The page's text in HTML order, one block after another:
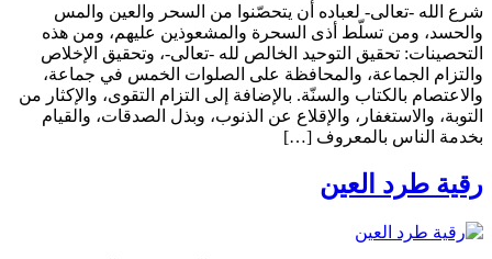
شرع الله -تعالى- لعباده أن يتحصّنوا من السحر والعين والمس
والحسد، ومن تسلّط أذى السحرة والمشعوذين عليهم، ومن هذه
التحصينات: تحقيق التوحيد الخالص لله -تعالى-، وتحقيق الإخلاص
والتزام الجماعة، والمحافظة على الصلوات الخمس في جماعة،
والاعتصام بالكتاب والسنّة. بالإضافة إلى التزام التقوى، والإكثار من
التوبة، والاستغفار، والإقلاع عن الذنوب، وبذل الصدقات، والقيام
بخدمة الناس بالمعروف […]
رقية طرد العين